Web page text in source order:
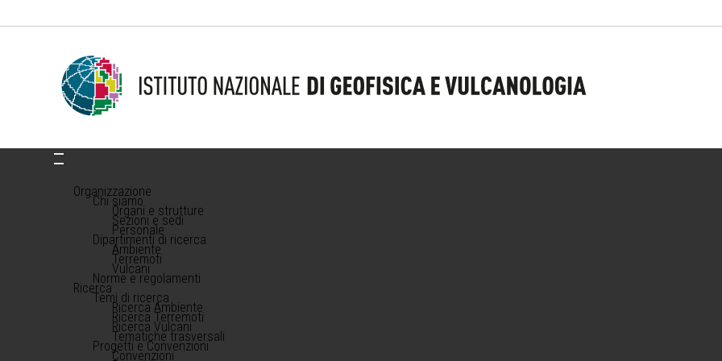
Organizzazione
Chi siamo
Organi e strutture
Sezioni e sedi
Personale
Dipartimenti di ricerca
Ambiente
Terremoti
Vulcani
Norme e regolamenti
Ricerca
Temi di ricerca
Ricerca Ambiente
Ricerca Terremoti
Ricerca Vulcani
Tematiche trasversali
Progetti e Convenzioni
Convenzioni